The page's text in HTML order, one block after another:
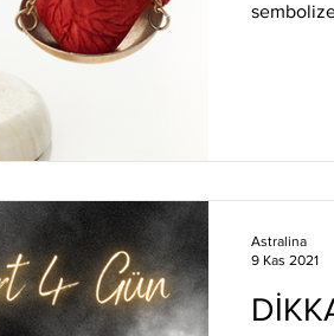
Astralina
9 Kas 2021